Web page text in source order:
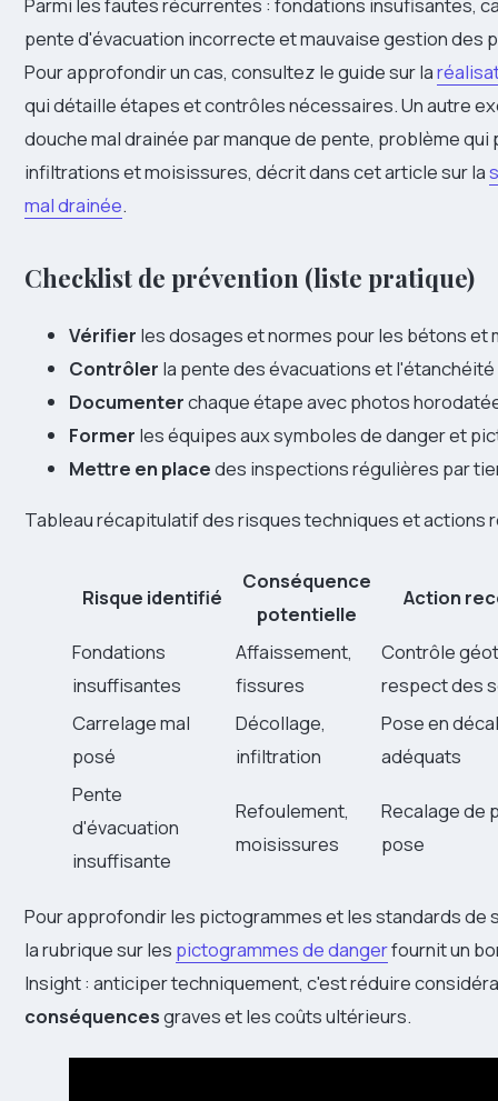
Parmi les fautes récurrentes : fondations insufisantes,
pente d'évacuation incorrecte et mauvaise gestion des
Pour approfondir un cas, consultez le guide sur la
qui détaille étapes et contrôles nécessaires. Un autre
douche mal drainée par manque de pente, problème
infiltrations et moisissures, décrit dans cet article sur la
mal drainée.
Checklist de prévention (liste pratique)
Vérifier les dosages et normes pour les bétons et
Contrôler la pente des évacuations et
Documenterchaque étape avec photos
Former les équipes aux symboles de danger et
Mettre en placedes inspections régulières par
Tableau récapitulatif des risques techniques et actions
Risque identifié
Conséquence
potentielle
Action
Fondations
insuffisantes
Affaissement,
fissures
Contrôle
respect des
Carrelage mal
posé
Décollage,
infiltration
Pose en
adéquats
Pente
d'évacuation
insuffisante
Refoulement,
moisissures
Recalage de
pose
Pour approfondir les pictogrammes et les standards de
la rubrique sur les pictogrammes de dangerfournit un
Insight : anticiper techniquement, c'est réduire
conséquencesgraves et les coûts ultérieurs.